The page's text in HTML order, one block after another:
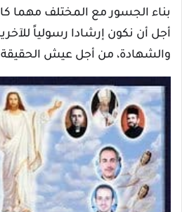
بناء الجسور مع المختلف مهما
أجل أن نكون إرشادا رسولياً
والشهادة، من أجل عيش الحقيقة